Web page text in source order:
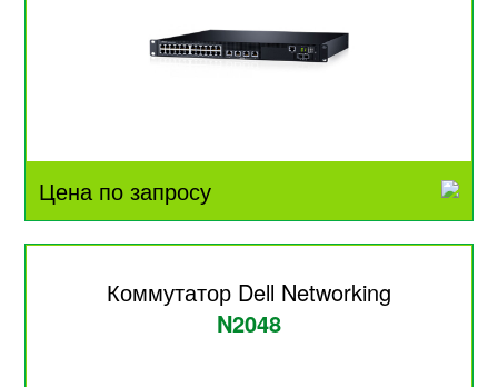
Цена по запросу
Коммутатор Dell Networking
N2048